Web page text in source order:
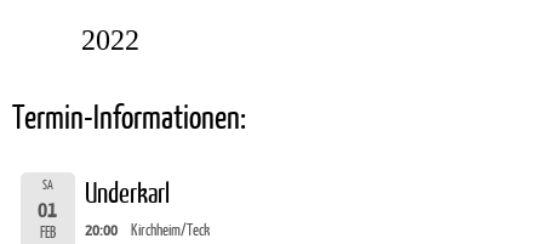
2022
Termin-Informationen:
SA
01
FEB
Underkarl
20:00 Kirchheim/Teck